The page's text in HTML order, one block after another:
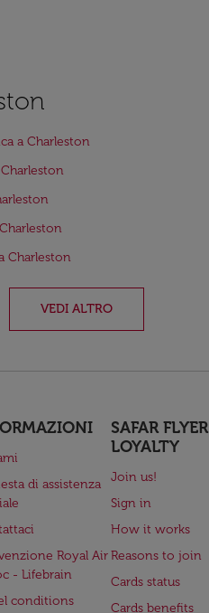
a Charleston
Charleston
VEDI ALTRO
di assistenza
Royal Air
- Lifebrain
conditions
SAFAR FLYER
LOYALTY
Join us!
Sign in
How it works
Reasons to join
Cards status
Cards benefits